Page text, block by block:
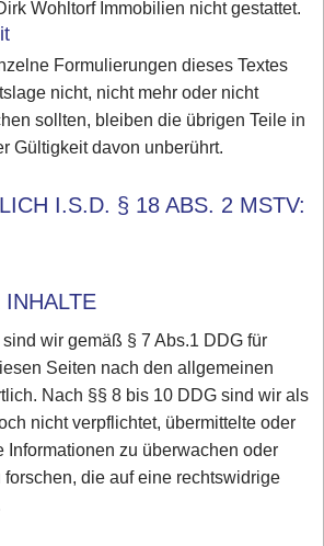
Wohltorf Immobilien nicht gestattet.
Formulierungen dieses Textes
nicht, nicht mehr oder nicht
sollten, bleiben die übrigen Teile in
Gültigkeit davon unberührt.
I.S.D. § 18 ABS. 2 MSTV:
wir gemäß § 7 Abs.1 DDG für
Seiten nach den allgemeinen
Nach §§ 8 bis 10 DDG sind wir als
nicht verpflichtet, übermittelte oder
Informationen zu überwachen oder
die auf eine rechtswidrige